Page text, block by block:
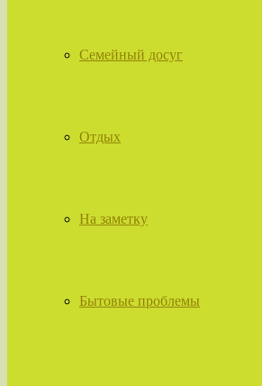
Семейный досуг
Отдых
На заметку
Бытовые проблемы